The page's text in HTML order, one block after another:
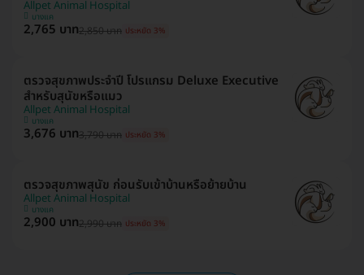
Allpet Animal Hospital
บางแค
2,765 บาท2,850 บาท ประหยัด 3%
ตรวจสุขภาพประจำปี โปรแกรม Deluxe Executive
สำหรับสุนัขหรือแมว
Allpet Animal Hospital
บางแค
3,676 บาท3,790 บาท ประหยัด 3%
ตรวจสุขภาพสุนัข ก่อนรับเข้าบ้านหรือย้ายบ้าน
Allpet Animal Hospital
บางแค
2,900 บาท2,990 บาท ประหยัด 3%